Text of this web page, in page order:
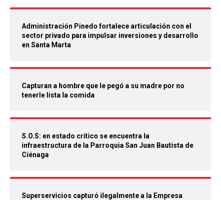
Administración Pinedo fortalece articulación con el
sector privado para impulsar inversiones y desarrollo
en Santa Marta
Capturan a hombre que le pegó a su madre por no
tenerle lista la comida
S.O.S: en estado crítico se encuentra la
infraestructura de la Parroquia San Juan Bautista de
Ciénaga
Superservicios capturó ilegalmente a la Empresa